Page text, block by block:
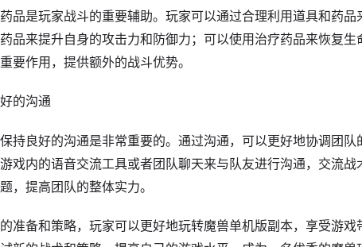
品是玩家战斗的重要辅助。玩家可以通过合理利用道具和药
品来提升自身的攻击力和防御力；可以使用治疗药品来恢复
要作用，提供额外的战斗优势。
的沟通
持良好的沟通是非常重要的。通过沟通，可以更好地协调团
戏内的语音交流工具或者团队聊天来与队友进行沟通，交流
，提高团队的整体实力。
准备和策略，玩家可以更好地玩转魔兽单机版副本，享受游